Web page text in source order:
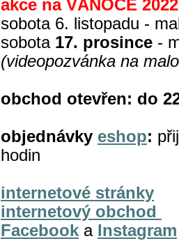
akce na VÁNOCE 2022
sobota 6. listopadu -
sobota 17. prosince -
(videopozvánka na
obchod otevřen: do
objednávky eshop:
hodin
internetové stránky
internetový obchod
Facebook a Instagram